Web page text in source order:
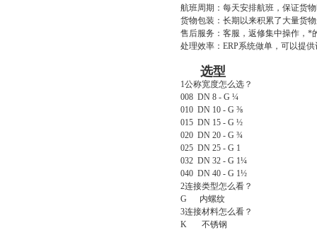
航班周期：每天安排航班，保证货
货物包装：长期以来积累了大量货
售后服务：客服，返修集中操作，*
处理效率： ERP系统做单，可以提
选型
1公称宽度怎么选？
008 DN 8 - G ¼
010 DN 10 - G ⅜
015 DN 15 - G ½
020 DN 20 - G ¾
025 DN 25 - G 1
032 DN 32 - G 1¼
040 DN 40 - G 1½
2连接类型怎么看？
G 内螺纹
3连接材料怎么看？
K 不锈钢